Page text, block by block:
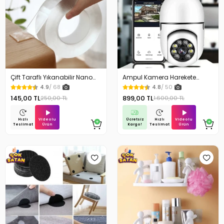
Çift Taraflı Yıkanabilir Nano
Teknoloji Bant 3 mt
4.9/ 68
145,00 TL250,00 TL
Hızlı
Teslimat
Videolu
Ürün
Ampul Kamera Harekete
Duyarlı Gece Görüşlü
4.8/ 50
899,00 TL1.600,00 TL
Ücretsiz
Kargo!
Hızlı
Teslimat
Videolu
Ürün